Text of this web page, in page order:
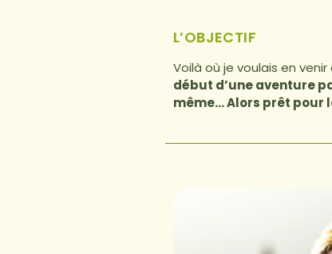
L’OBJECTIF
Voilà où je voulais en
début d’une aventure
même… Alors prêt pour